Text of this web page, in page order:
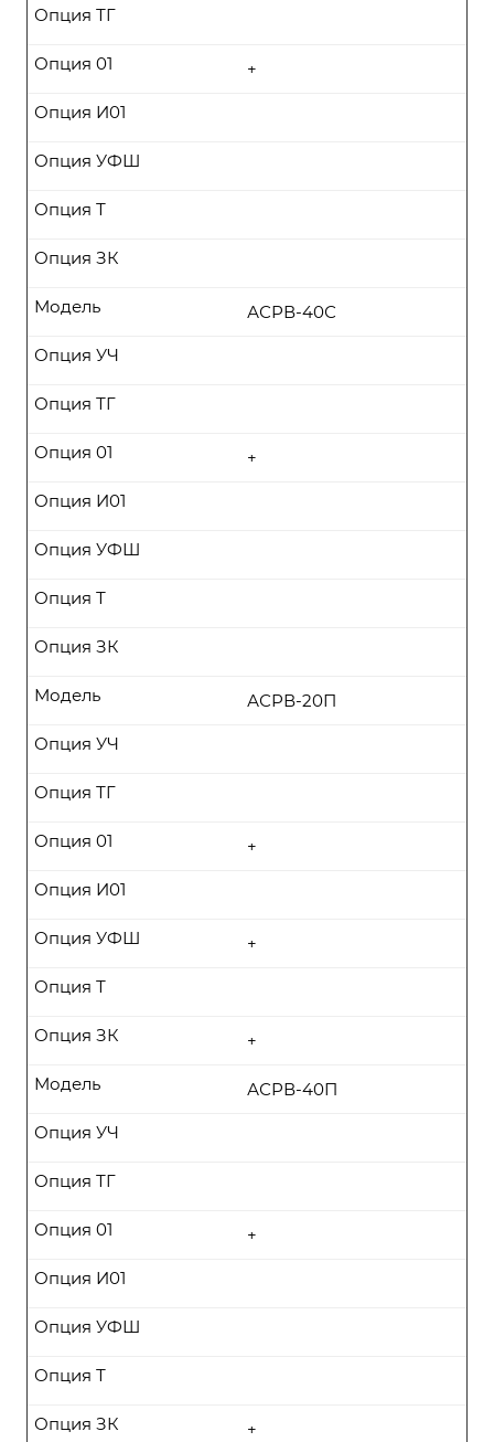
Опция ТГ
+
Опция 01
Опция И01
Опция УФШ
Опция Т
Опция ЗК
АСРВ-40С
Модель
Опция УЧ
Опция ТГ
+
Опция 01
Опция И01
Опция УФШ
Опция Т
Опция ЗК
АСРВ-20П
Модель
Опция УЧ
Опция ТГ
+
Опция 01
Опция И01
+
Опция УФШ
Опция Т
+
Опция ЗК
АСРВ-40П
Модель
Опция УЧ
Опция ТГ
+
Опция 01
Опция И01
Опция УФШ
Опция Т
+
Опция ЗК